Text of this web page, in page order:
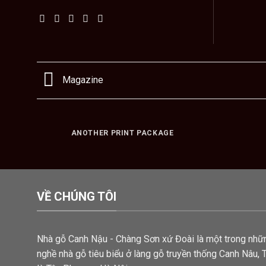
Magazine
ANOTHER PRINT PACKAGE
VỀ CHÚNG TÔI
Nhà gỗ Canh Nậu - Chàng Sơn xứ Đoài là một trong
nghề nhà gỗ tiêu biểu ở làng gỗ truyền thống Canh Nâu,